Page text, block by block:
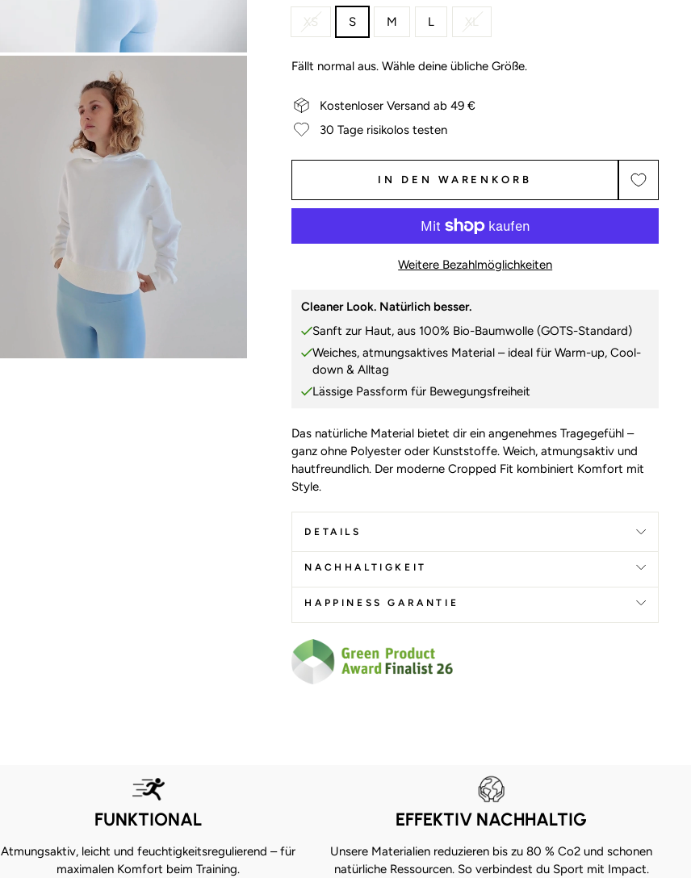
XS S M L XL
Fällt normal aus. Wähle deine übliche Größe.
Kostenloser Versand ab 49 €
30 Tage risikolos testen
IN DEN WARENKORB
Weitere Bezahlmöglichkeiten
Cleaner Look. Natürlich besser.
Sanft zur Haut, aus 100% Bio-Baumwolle (GOTS-Standard)
Weiches, atmungsaktives Material – ideal für Warm-up, Cool-
down & Alltag
Lässige Passform für Bewegungsfreiheit
Das natürliche Material bietet dir ein angenehmes Tragegefühl –
ganz ohne Polyester oder Kunststoffe. Weich, atmungsaktiv und
hautfreundlich. Der moderne Cropped Fit kombiniert Komfort mit
Style.
DETAILS
NACHHALTIGKEIT
HAPPINESS GARANTIE
FUNKTIONAL
Atmungsaktiv, leicht und feuchtigkeitsregulierend – für
maximalen Komfort beim Training.
EFFEKTIV NACHHALTIG
Unsere Materialien reduzieren bis zu 80 % Co2 und schonen
natürliche Ressourcen. So verbindest du Sport mit Impact.